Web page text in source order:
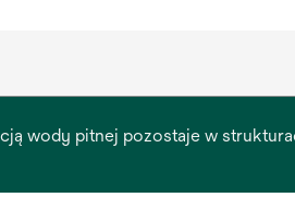
wody pitnej pozostaje w